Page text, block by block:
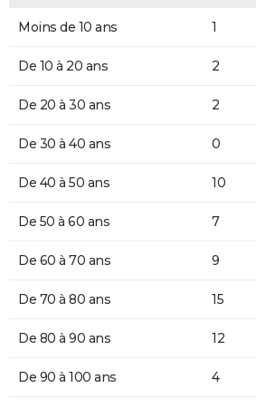
Moins de 10 ans 1
De 10 à 20 ans 2
De 20 à 30 ans 2
De 30 à 40 ans 0
De 40 à 50 ans 10
De 50 à 60 ans 7
De 60 à 70 ans 9
De 70 à 80 ans 15
De 80 à 90 ans 12
De 90 à 100 ans 4